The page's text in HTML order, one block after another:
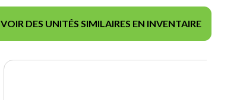
VOIR DES UNITÉS SIMILAIRES EN INVENTAIRE